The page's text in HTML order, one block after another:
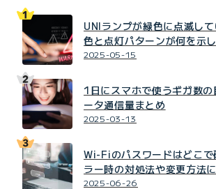
UNIランプが緑色に点滅し
色と点灯パターンが何を示
2025-05-15
1日にスマホで使うギガ数
ータ通信量まとめ
2025-03-13
Wi-Fiのパスワードはどこで
ラー時の対処法や変更方法
2025-06-26